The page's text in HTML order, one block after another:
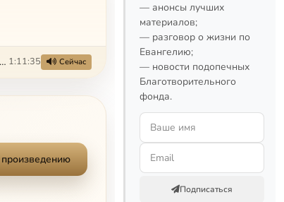
«Мастер и Маргарита» в киноадаптациях Бортко и Локшина: почему экранизация романа актуальна до сих пор?Оксана Куропаткина 1:11:35 Сейчас
— анонсы лучших
материалов;
— разговор о жизни по
Евангелию;
— новости подопечных
Благотворительного
фонда.
Подписаться